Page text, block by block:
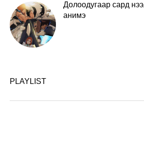
Долоодугаар сард
анимэ
PLAYLIST